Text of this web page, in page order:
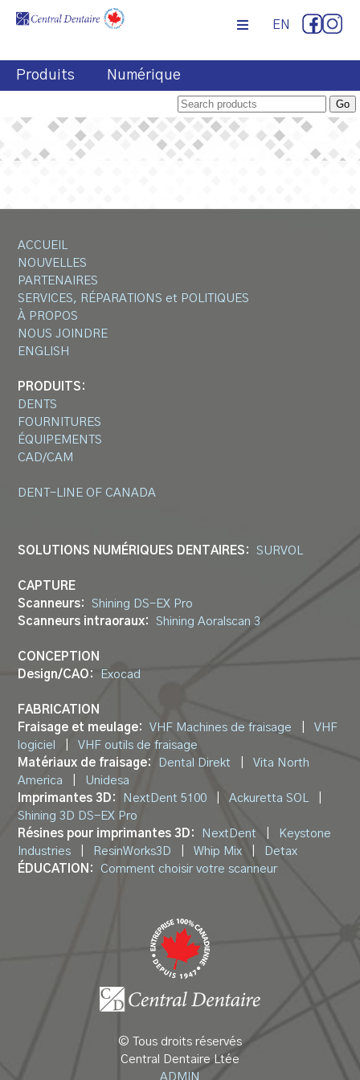
EN
Produits Numérique
ACCUEIL
NOUVELLES
PARTENAIRES
SERVICES, RÉPARATIONS et POLITIQUES
À PROPOS
NOUS JOINDRE
ENGLISH
PRODUITS:
DENTS
FOURNITURES
ÉQUIPEMENTS
CAD/CAM
DENT-LINE OF CANADA
SOLUTIONS NUMÉRIQUES DENTAIRES: SURVOL
CAPTURE
Scanneurs:
Shining DS-EX Pro
Scanneurs intraoraux:
Shining Aoralscan 3
CONCEPTION
Design/CAO:
Exocad
FABRICATION
Fraisage et meulage:
VHF Machines de fraisage
VHF
logiciel
VHF outils de fraisage
Matériaux de fraisage:
Dental Direkt
Vita North
America
Unidesa
Imprimantes 3D:
NextDent 5100 Ackuretta SOL
Shining 3D DS-EX Pro
Résines pour imprimantes 3D:
NextDent
Keystone
Industries
ResinWorks3D Whip Mix
Detax
ÉDUCATION:
Comment choisir votre scanneur
© Tous droits réservés
Central Dentaire Ltée
ADMIN